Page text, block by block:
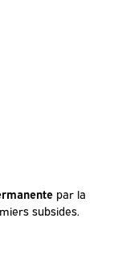
par la
subsides.